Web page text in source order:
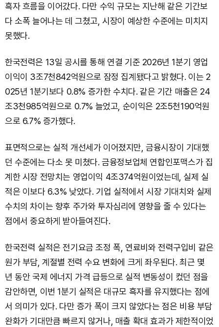
흑자 흐름을 이어갔다. 다만 수익 규모는 지난해 같은 기간보
다 소폭 늘어나는 데 그쳤고, 시장이 예상한 수준에는 미치지
못했다.
한국전력은 13일 공시를 통해 연결 기준 2026년 1분기 영업
이익이 3조7천842억원으로 잠정 집계됐다고 밝혔다. 이는 2
025년 1분기보다 0.8% 증가한 수치다. 같은 기간 매출은 24
조3천985억원으로 0.7% 늘었고, 순이익은 2조5천190억원
으로 6.7% 증가했다.
표면적으로는 실적 개선세가 이어졌지만, 금융시장이 기대했
던 수준에는 다소 못 미쳤다. 금융정보업체 연합인포맥스가 집
계한 시장 전망치는 영업이익 4조374억원이었는데, 실제 실
적은 이보다 6.3% 낮았다. 기업 실적에서 시장 기대치와 실제
수치의 차이는 향후 주가와 투자심리에 영향을 줄 수 있다는
점에서 중요하게 받아들여진다.
한국전력 실적은 전기요금 조정 폭, 연료비와 전력구입비 같은
원가 부담, 계절별 전력 수요 변화에 크게 좌우된다. 최근 몇
년 동안 국제 에너지 가격 급등으로 실적 변동성이 컸던 점을
감안하면, 이번 1분기 실적은 대규모 흑자를 유지했다는 점에
서 의미가 있다. 다만 증가 폭이 크지 않았다는 점은 비용 부담
완화가 기대만큼 빠르지 않거나, 매출 확대 효과가 제한적이었